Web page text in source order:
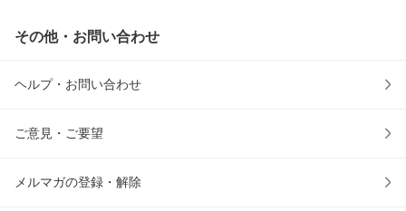
その他・お問い合わせ
ヘルプ・お問い合わせ
ご意見・ご要望
メルマガの登録・解除